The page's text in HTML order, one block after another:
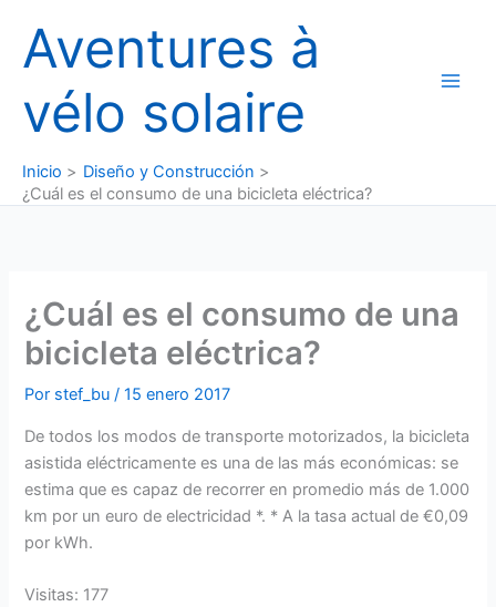
contenido
Aventures à
vélo solaire
Inicio
Diseño y Construcción
¿Cuál es el consumo de una bicicleta eléctrica?
¿Cuál es el consumo de una
bicicleta eléctrica?
Por stef_bu/15 enero 2017
De todos los modos de transporte motorizados, la bicicleta
asistida eléctricamente es una de las más económicas: se
estima que es capaz de recorrer en promedio más de 1.000
km por un euro de electricidad *. * A la tasa actual de €0,09
por kWh.
Visitas: 177